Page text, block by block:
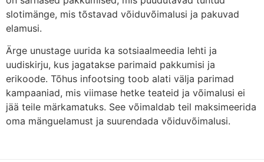
slotimänge, mis tõstavad võiduvõimalusi ja pakuvad
elamusi.
Ärge unustage uurida ka sotsiaalmeedia lehti ja
uudiskirju, kus jagatakse parimaid pakkumisi ja
erikoode. Tõhus infootsing toob alati välja parimad
kampaaniad, mis viimase hetke teateid ja võimalusi ei
jää teile märkamatuks. See võimaldab teil maksimeerida
oma mänguelamust ja suurendada võiduvõimalusi.